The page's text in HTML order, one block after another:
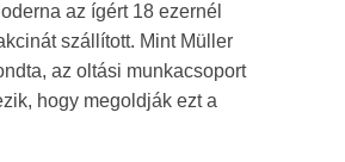
az ígért 18 ezernél
szállított. Mint Müller
az oltási munkacsoport
hogy megoldják ezt a